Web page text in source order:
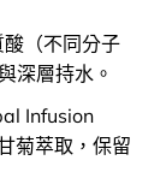
（不同分子
深層持水。
Infusion
菊萃取，保留